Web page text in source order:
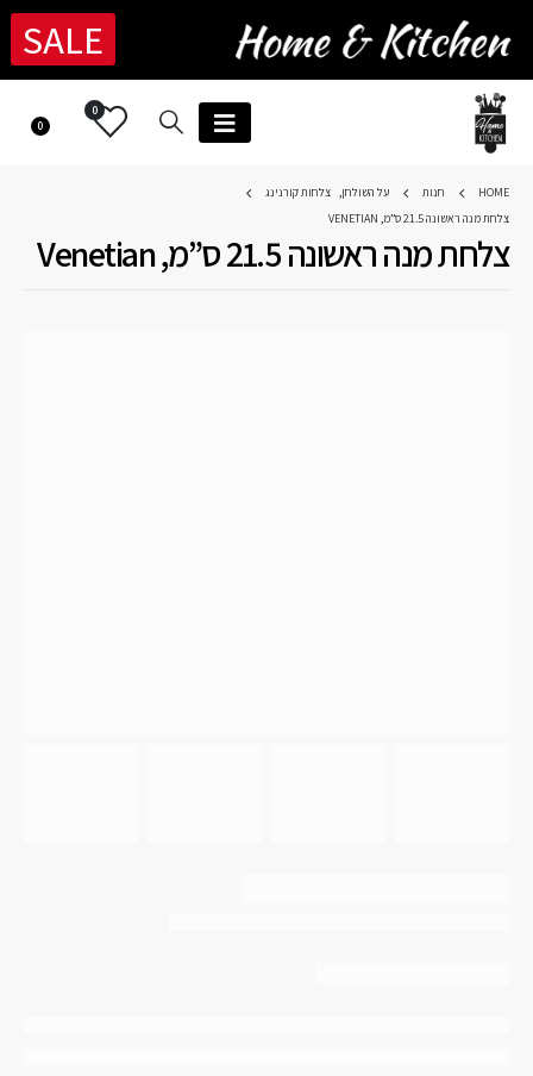
SALE
0
0
HOME חנות על השולחן, צלחות קורנינג
צלחת מנה ראשונה 21.5 ס”מ, VENETIAN
צלחת מנה ראשונה 21.5 ס”מ, Venetian